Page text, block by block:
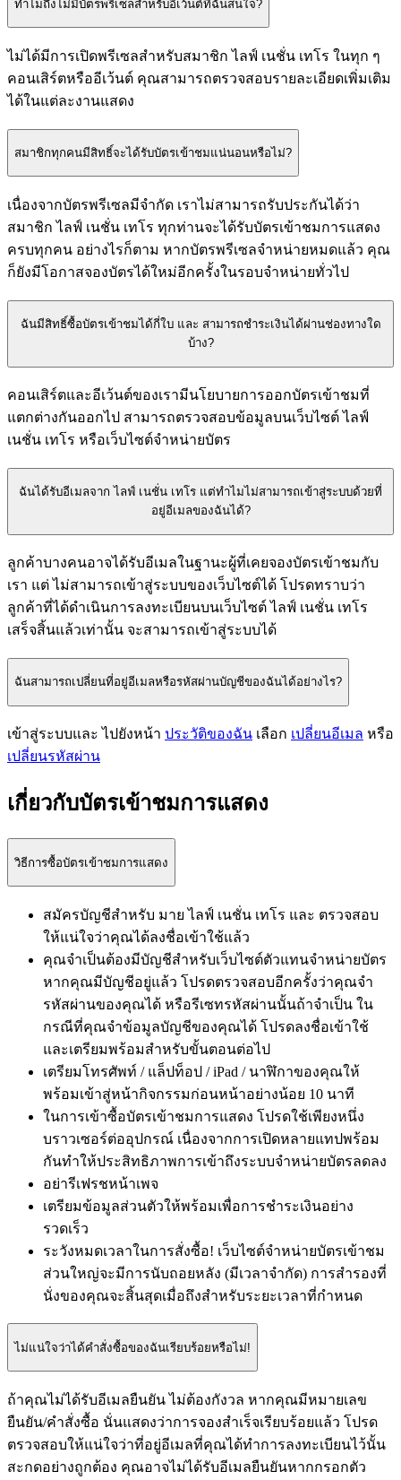
ทำไมถึงไม่มีบัตรพรีเซลสำหรับอีเว้นต์ที่ฉันสนใจ?
ไม่ได้มีการเปิดพรีเซลสำหรับสมาชิก ไลฟ์ เนชั่น เทโร ในทุก ๆ
คอนเสิร์ตหรืออีเว้นต์ คุณสามารถตรวจสอบรายละเอียดเพิ่มเติม
ได้ในแต่ละงานแสดง
สมาชิกทุกคนมีสิทธิ์จะได้รับบัตรเข้าชมแน่นอนหรือไม่?
เนื่องจากบัตรพรีเซลมีจำกัด เราไม่สามารถรับประกันได้ว่า
สมาชิก ไลฟ์ เนชั่น เทโร ทุกท่านจะได้รับบัตรเข้าชมการแสดง
ครบทุกคน อย่างไรก็ตาม หากบัตรพรีเซลจำหน่ายหมดแล้ว คุณ
ก็ยังมีโอกาสจองบัตรได้ใหม่อีกครั้งในรอบจำหน่ายทั่วไป
ฉันมีสิทธิ์ซื้อบัตรเข้าชมได้กี่ใบ และ สามารถชำระเงินได้ผ่านช่องทางใด
บ้าง?
คอนเสิร์ตและอีเว้นต์ของเรามีนโยบายการออกบัตรเข้าชมที่
แตกต่างกันออกไป สามารถตรวจสอบข้อมูลบนเว็บไซต์ ไลฟ์
เนชั่น เทโร หรือเว็บไซต์จำหน่ายบัตร
ฉันได้รับอีเมลจาก ไลฟ์ เนชั่น เทโร แต่ทำไมไม่สามารถเข้าสู่ระบบด้วยที่
อยู่อีเมลของฉันได้?
ลูกค้าบางคนอาจได้รับอีเมลในฐานะผู้ที่เคยจองบัตรเข้าชมกับ
เรา แต่ ไม่สามารถเข้าสู่ระบบของเว็บไซต์ได้ โปรดทราบว่า
ลูกค้าที่ได้ดำเนินการลงทะเบียนบนเว็บไซต์ ไลฟ์ เนชั่น เทโร
เสร็จสิ้นแล้วเท่านั้น จะสามารถเข้าสู่ระบบได้
ฉันสามารถเปลี่ยนที่อยู่อีเมลหรือรหัสผ่านบัญชีของฉันได้อย่างไร?
เข้าสู่ระบบและ ไปยังหน้า ประวัติของฉัน เลือก เปลี่ยนอีเมล หรือ
เปลี่ยนรหัสผ่าน
เกี่ยวกับบัตรเข้าชมการแสดง
วิธีการซื้อบัตรเข้าชมการแสดง
สมัครบัญชีสำหรับ มาย ไลฟ์ เนชั่น เทโร และ ตรวจสอบ
ให้แน่ใจว่าคุณได้ลงชื่อเข้าใช้แล้ว
คุณจำเป็นต้องมีบัญชีสำหรับเว็บไซต์ตัวแทนจำหน่ายบัตร
หากคุณมีบัญชีอยู่แล้ว โปรดตรวจสอบอีกครั้งว่าคุณจำ
รหัสผ่านของคุณได้ หรือรีเซทรหัสผ่านนั้นถ้าจำเป็น ใน
กรณีที่คุณจำข้อมูลบัญชีของคุณได้ โปรดลงชื่อเข้าใช้
และเตรียมพร้อมสำหรับขั้นตอนต่อไป
เตรียมโทรศัพท์ / แล็ปท็อป / iPad / นาฬิกาของคุณให้
พร้อมเข้าสู่หน้ากิจกรรมก่อนหน้าอย่างน้อย 10 นาที
ในการเข้าซื้อบัตรเข้าชมการแสดง โปรดใช้เพียงหนึ่ง
บราวเซอร์ต่ออุปกรณ์ เนื่องจากการเปิดหลายแทปพร้อม
กันทำให้ประสิทธิภาพการเข้าถึงระบบจำหน่ายบัตรลดลง
อย่ารีเฟรชหน้าเพจ
เตรียมข้อมูลส่วนตัวให้พร้อมเพื่อการชำระเงินอย่าง
รวดเร็ว
ระวังหมดเวลาในการสั่งซื้อ! เว็บไซต์จําหน่ายบัตรเข้าชม
ส่วนใหญ่จะมีการนับถอยหลัง (มีเวลาจำกัด) การสํารองที่
นั่งของคุณจะสิ้นสุดเมื่อถึงสําหรับระยะเวลาที่กําหนด
ไม่แน่ใจว่าได้คำสั่งซื้อของฉันเรียบร้อยหรือไม่!
ถ้าคุณไม่ได้รับอีเมลยืนยัน ไม่ต้องกังวล หากคุณมีหมายเลข
ยืนยัน/คำสั่งซื้อ นั่นแสดงว่าการจองสำเร็จเรียบร้อยแล้ว โปรด
ตรวจสอบให้แน่ใจว่าที่อยู่อีเมลที่คุณได้ทำการลงทะเบียนไว้นั้น
สะกดอย่างถูกต้อง คุณอาจไม่ได้รับอีเมลยืนยันหากกรอกตัว